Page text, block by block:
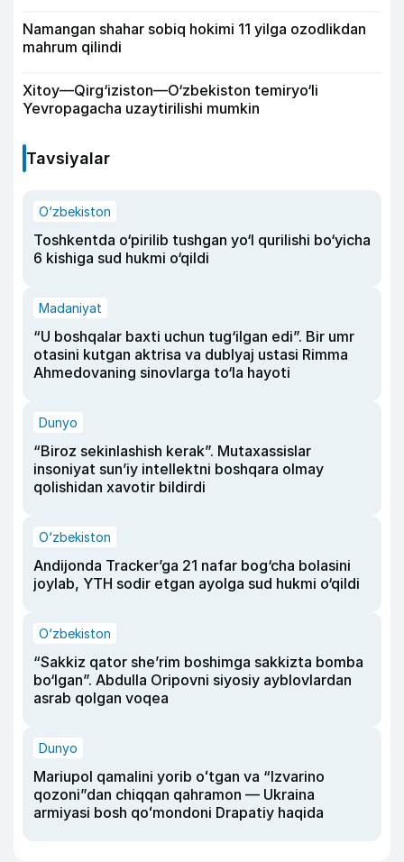
Namangan shahar sobiq hokimi 11 yilga ozodlikdan
mahrum qilindi
Xitoy—Qirg‘iziston—O‘zbekiston temiryo‘li
Yevropagacha uzaytirilishi mumkin
Tavsiyalar
O‘zbekiston
Toshkentda o‘pirilib tushgan yo‘l qurilishi bo‘yicha
6 kishiga sud hukmi o‘qildi
Madaniyat
“U boshqalar baxti uchun tug‘ilgan edi”. Bir umr
otasini kutgan aktrisa va dublyaj ustasi Rimma
Ahmedovaning sinovlarga to‘la hayoti
Dunyo
“Biroz sekinlashish kerak”. Mutaxassislar
insoniyat sun’iy intellektni boshqara olmay
qolishidan xavotir bildirdi
O‘zbekiston
Andijonda Tracker’ga 21 nafar bog‘cha bolasini
joylab, YTH sodir etgan ayolga sud hukmi o‘qildi
O‘zbekiston
“Sakkiz qator she’rim boshimga sakkizta bomba
bo‘lgan”. Abdulla Oripovni siyosiy ayblovlardan
asrab qolgan voqea
Dunyo
Mariupol qamalini yorib oʻtgan va “Izvarino
qozoni”dan chiqqan qahramon — Ukraina
armiyasi bosh qoʻmondoni Drapatiy haqida